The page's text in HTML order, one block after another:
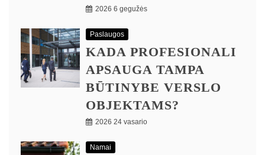
2026 6 gegužės
Paslaugos
KADA PROFESIONALI
APSAUGA TAMPA
BŪTINYBE VERSLO
OBJEKTAMS?
2026 24 vasario
Namai